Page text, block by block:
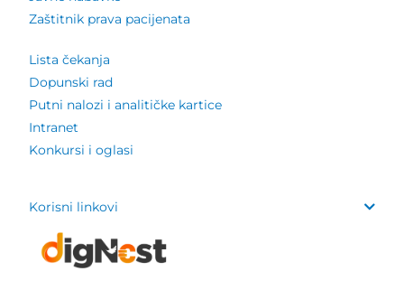
Zaštitnik prava pacijenata
Lista čekanja
Dopunski rad
Putni nalozi i analitičke kartice
Intranet
Konkursi i oglasi
Korisni linkovi